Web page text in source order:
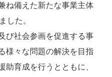
ね備えた新たな事業主体
した。
び社会参画を促進する事
様々な問題の解決を目指
助育成を行うとともに、